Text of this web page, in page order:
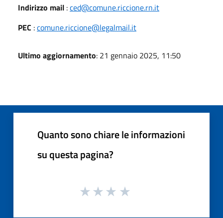
Indirizzo mail :ced@comune.riccione.rn.it
PEC :comune.riccione@legalmail.it
Ultimo aggiornamento: 21 gennaio 2025, 11:50
Quanto sono chiare le informazioni
su questa pagina?